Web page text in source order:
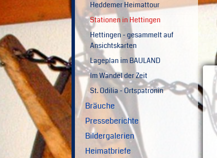
Heddemer Heimattour
Stationen in Hettingen
Hettingen - gesammelt auf
Ansichtskarten
Lageplan im BAULAND
Im Wandel der Zeit
St. Odilia - Ortspatronin
Bräuche
Presseberichte
Bildergalerien
Heimatbriefe